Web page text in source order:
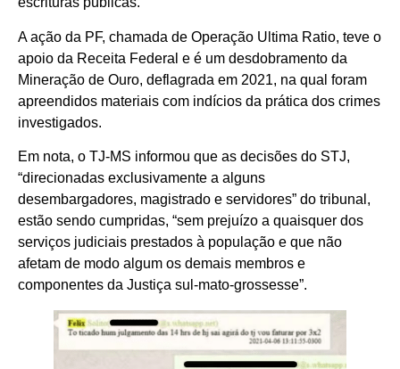
A ação da PF, chamada de Operação Ultima Ratio, teve o
apoio da Receita Federal e é um desdobramento da
Mineração de Ouro, deflagrada em 2021, na qual foram
apreendidos materiais com indícios da prática dos crimes
investigados.
Em nota, o TJ-MS informou que as decisões do STJ,
“direcionadas exclusivamente a alguns
desembargadores, magistrado e servidores” do tribunal,
estão sendo cumpridas, “sem prejuízo a quaisquer dos
serviços judiciais prestados à população e que não
afetam de modo algum os demais membros e
componentes da Justiça sul-mato-grossesse”.